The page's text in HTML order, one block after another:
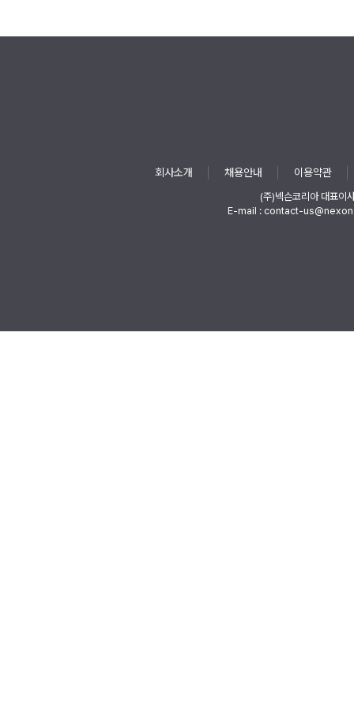
회사소개 채용안내 이용약관
(주)넥슨코리아 대표이
E-mail : contact-